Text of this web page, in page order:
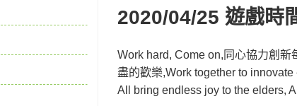
2020/04/25 遊戲時
Work hard, Come on,同心協力創
盡的歡樂,Work together to
All bring endless joy to the elders,